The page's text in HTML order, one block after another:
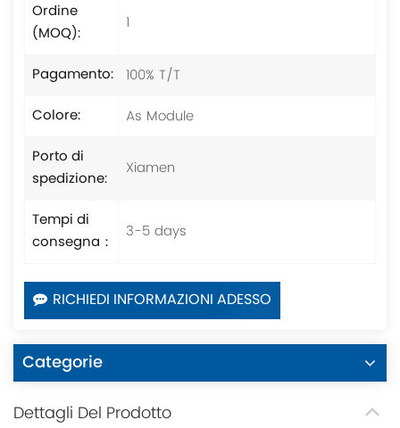
Ordine
(MOQ):
1
Pagamento: 100% T/T
Colore:
As Module
Porto di
spedizione:
Xiamen
Tempi di
consegna：
3-5 days
RICHIEDI INFORMAZIONI ADESSO
Categorie
Dettagli Del Prodotto